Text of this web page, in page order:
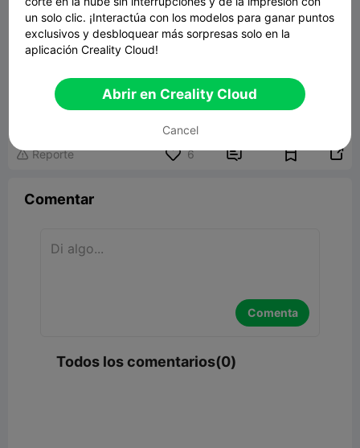
F*ck You Hand
36.42MB Modelo 3D relacionado
 Reporte 6  
Comentar
Comenta
Todos los comentarios(0)
un solo clic. ¡Interactúa con los modelos para ganar puntos
exclusivos y desbloquear más sorpresas solo en la
aplicación Creality Cloud!
Abrir en Creality Cloud
Cancel